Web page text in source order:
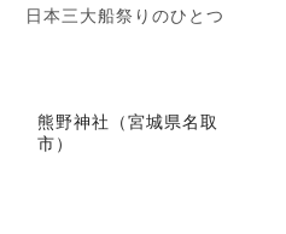
日本三大船祭りのひとつ
熊野神社（宮城県名取
市）